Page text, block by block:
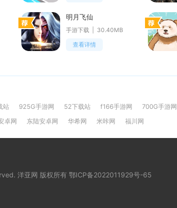
明月飞仙
手游下载
30.40MB
查看详情
站 925G手游网 52下载站 f166手游网 700G手游网
卓网 东陆安卓网 华希网 米咔网 福川网
洋亚网 版权所有 鄂ICP备2022011929号-65